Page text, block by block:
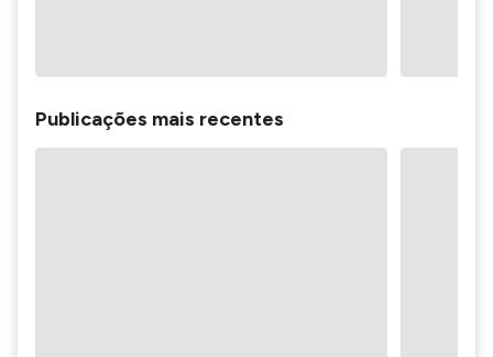
Publicações mais recentes